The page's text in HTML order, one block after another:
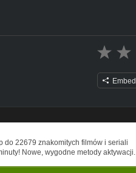
Embed
do 22679 znakomitych filmów i seriali
Nowe, wygodne metody aktywacji.